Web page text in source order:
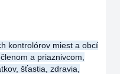
kontrolórov miest a obcí
a priaznivcom,
šťastia, zdravia,